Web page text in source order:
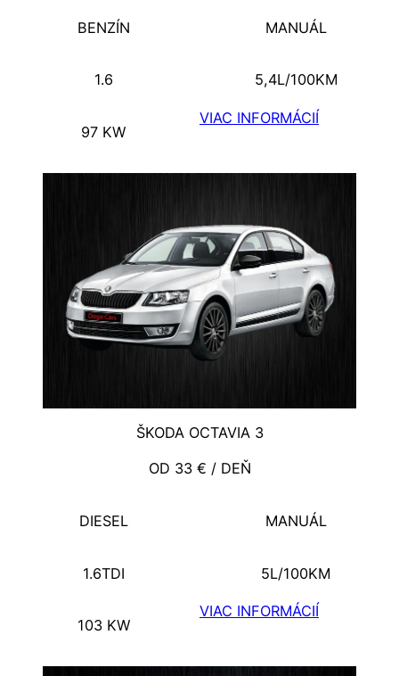
BENZÍN MANUÁL
1.6 5,4L/100KM
97 KW
VIAC INFORMÁCIÍ
ŠKODA OCTAVIA 3
OD 33 € / DEŇ
DIESEL MANUÁL
1.6TDI 5L/100KM
103 KW
VIAC INFORMÁCIÍ